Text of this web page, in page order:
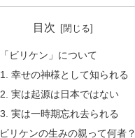
目次
「ビリケン」について
幸せの神様として知られる
実は起源は日本ではない
実は一時期忘れ去られる
ビリケンの生みの親って何者？